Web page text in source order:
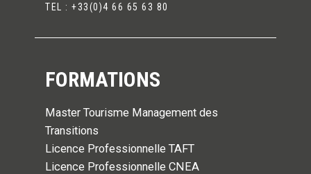
TEL : +33(0)4 66 65 63 80
FORMATIONS
Master Tourisme Management des
Transitions
Licence Professionnelle TAFT
Licence Professionnelle CNEA